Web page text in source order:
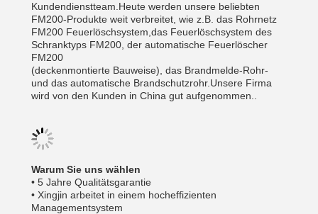
Kundendienstteam.Heute werden unsere beliebten
FM200-Produkte weit verbreitet, wie z.B. das Rohrnetz
FM200 Feuerlöschsystem,das Feuerlöschsystem des
Schranktyps FM200, der automatische Feuerlöscher
FM200
(deckenmontierte Bauweise), das Brandmelde-Rohr-
und das automatische Brandschutzrohr.Unsere Firma
wird von den Kunden in China gut aufgenommen..
Warum Sie uns wählen
• 5 Jahre Qualitätsgarantie
• Xingjin arbeitet in einem hocheffizienten
Managementsystem